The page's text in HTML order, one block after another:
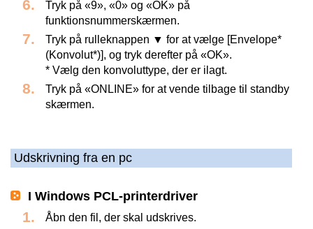
Tryk på «9», «0» og «OK» på
funktionsnummerskærmen.
Tryk på rulleknappen ▼ for at vælge [Envelope*
(Konvolut*)], og tryk derefter på «OK».
* Vælg den konvoluttype, der er ilagt.
Tryk på «ONLINE» for at vende tilbage til standby
skærmen.
Udskrivning fra en pc
I Windows PCL-printerdriver
Åbn den fil, der skal udskrives.